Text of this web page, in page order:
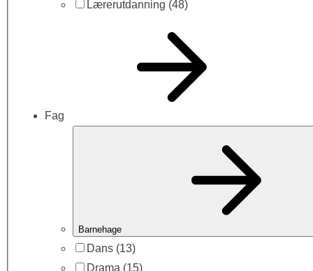
Lærerutdanning (48)
Fag
Barnehage
Dans (13)
Drama (15)